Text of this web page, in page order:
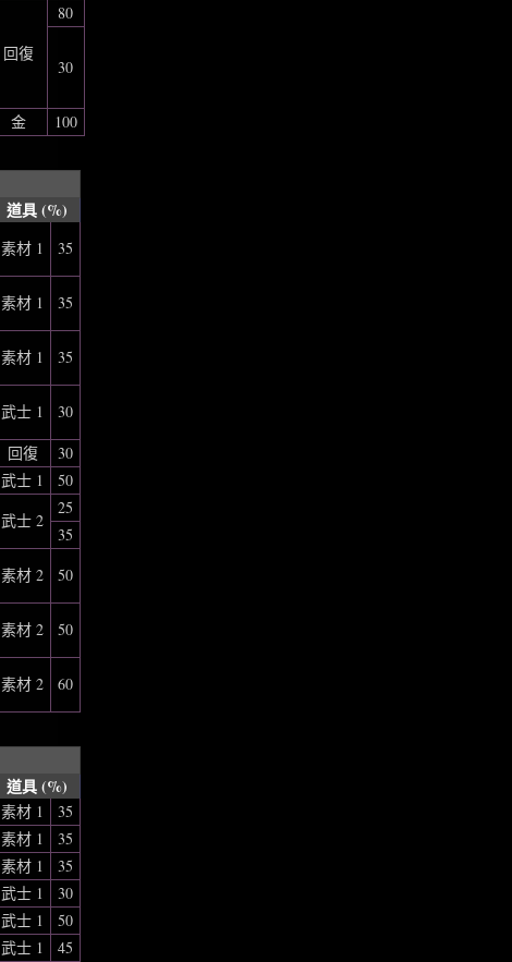
回復
80
30
金 100
道具 (%)
素材 1 35
素材 1 35
素材 1 35
武士 1 30
回復
30
武士 1
50
武士 2
25
35
素材 2 50
素材 2 50
素材 2 60
道具 (%)
素材 1
35
素材 1
35
素材 1
35
武士 1
30
武士 1
50
武士 1
45